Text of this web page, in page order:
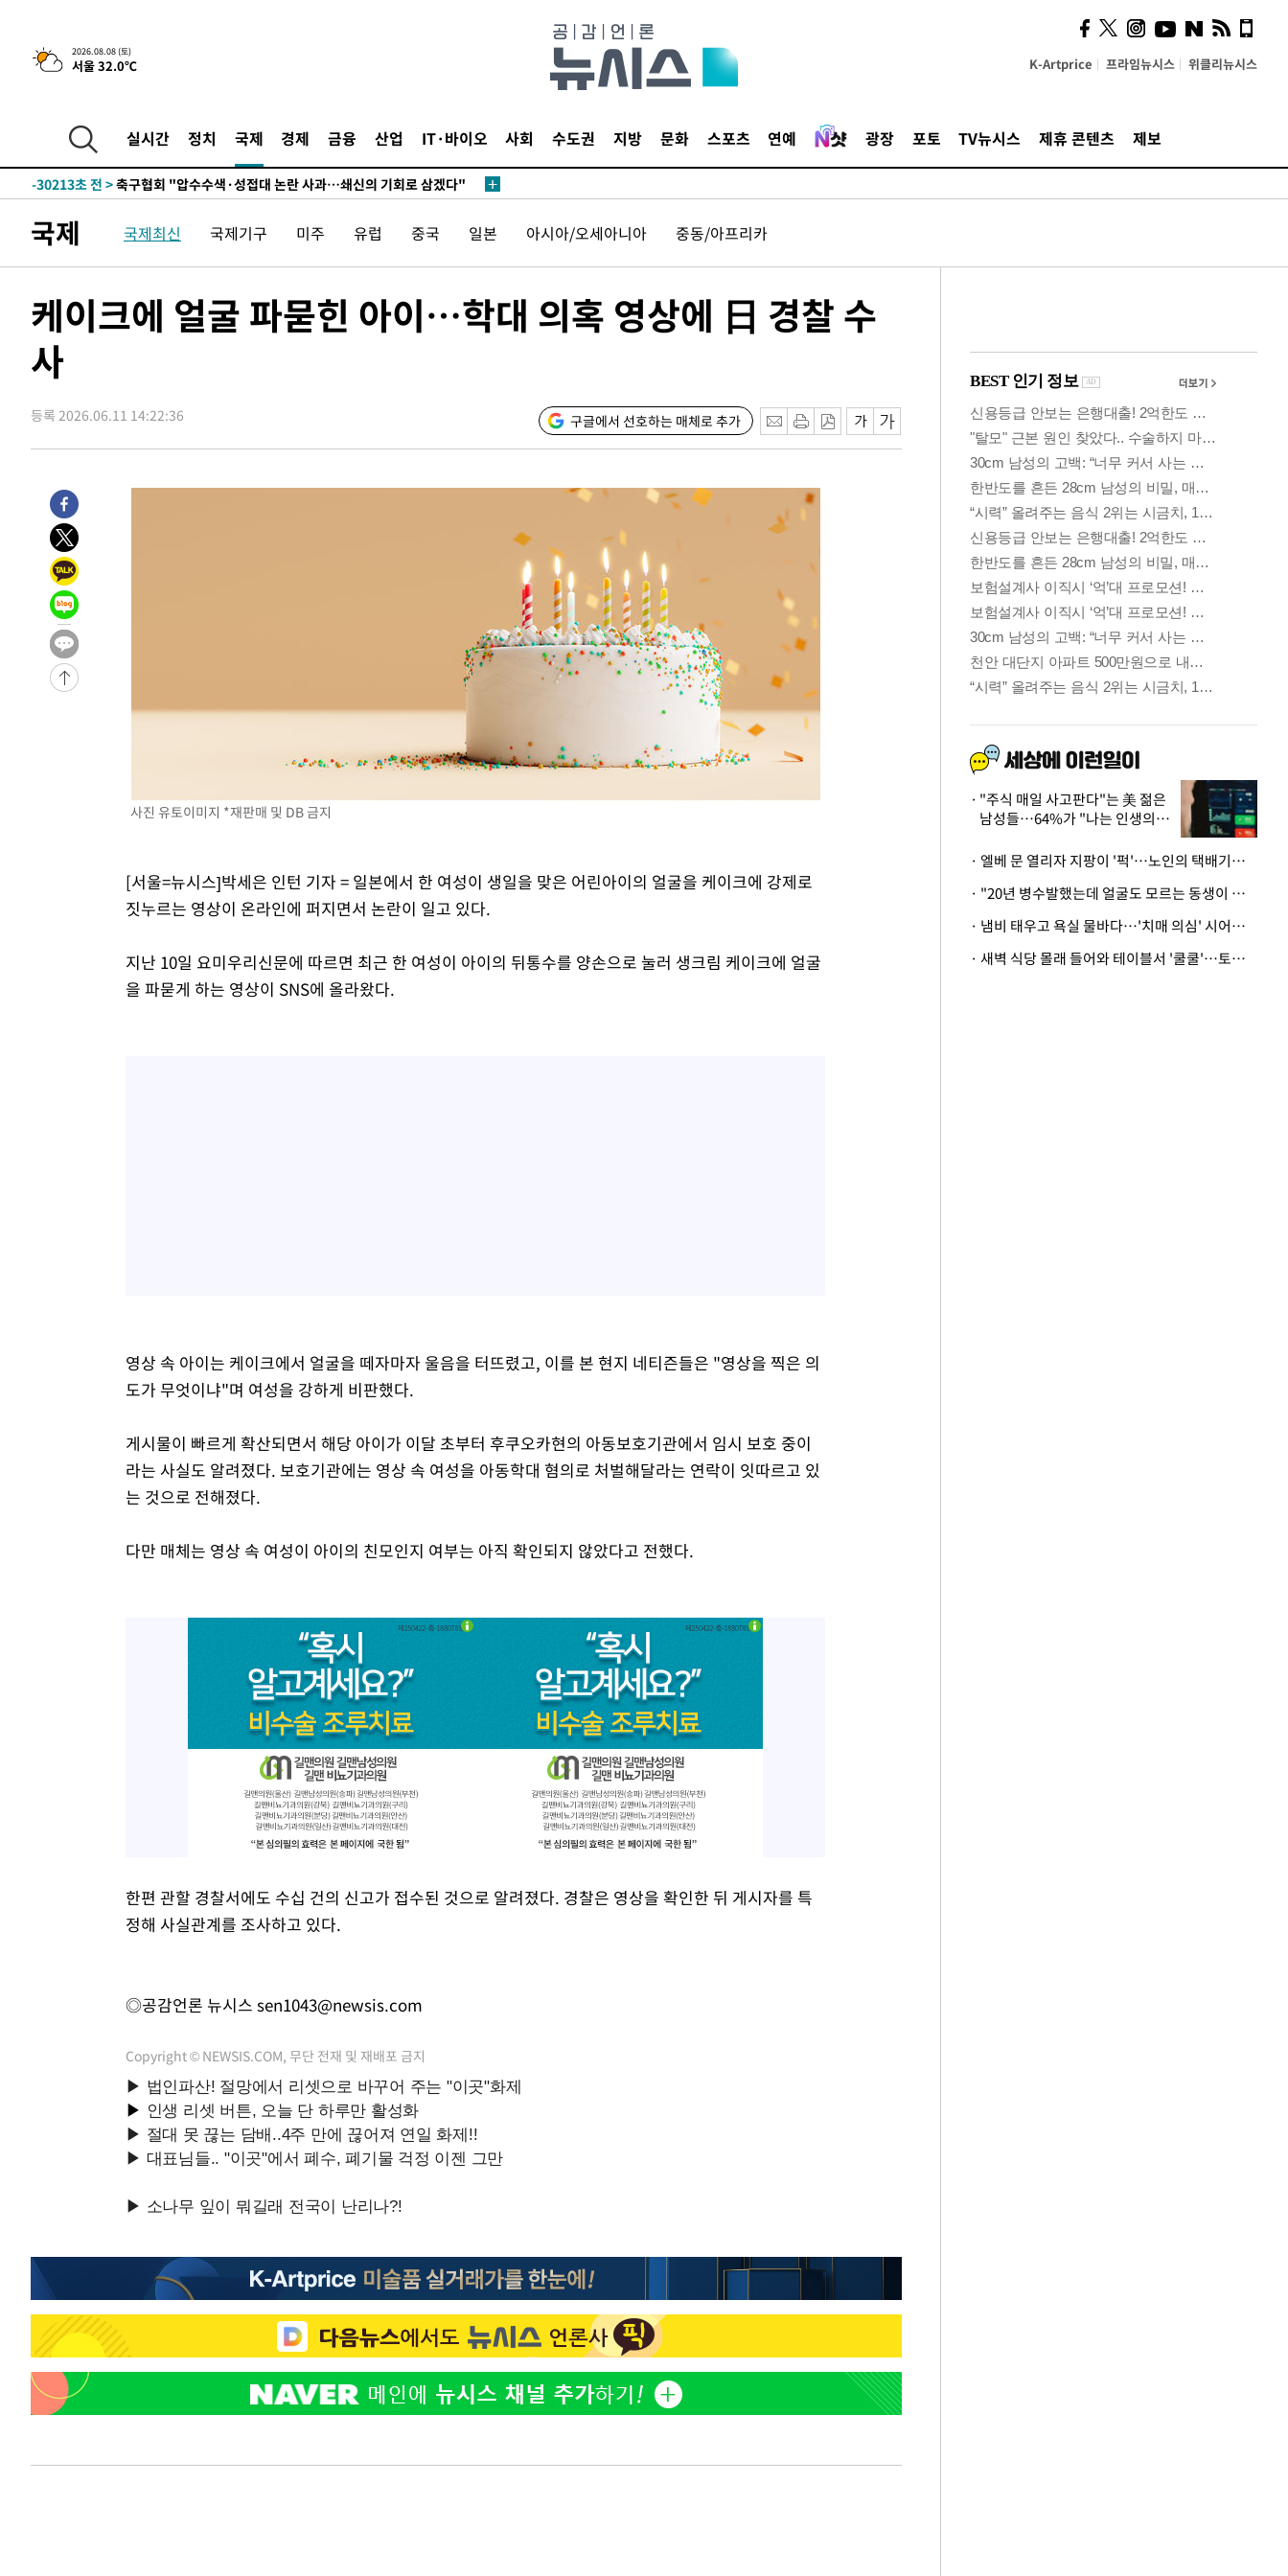
2026.08.08 (토)
서울 32.0℃ K-Artprice 프라임뉴시스 위클리뉴시스
실시간 정치 국제 경제 금융 산업 IT·바이오 사회 수도권 지방 문화 스포츠 연예 광장 포토 TV뉴시스 제휴 콘텐츠 제보
-10497초 전 >
-30213초 전 >축구협회 "압수수색·성접대 논란 사과…쇄신의 기회로 삼겠다"
송"
-17351초 전 >
'최고 37도' 폭염 지속…강원동해안 최대 150㎜ 비
-10477초 전 >[속보]뉴욕증시 상승 마감…S&P 0.6% 나스닥 1.3%↑
-28750초 전 >[속보]'압수수색·성접대 논란' 축구협회 "실망과 걱정 안겨드려 죄
-17371초 전 >
-10497초 전 >
국제 국제최신 국제기구 미주 유럽 중국 일본 아시아/오세아니아 중동/아프리카
케이크에 얼굴 파묻힌 아이…학대 의혹 영상에 日 경찰 수
사
등록 2026.06.11 14:22:36 구글에서 선호하는 매체로 추가
사진 유토이미지 *재판매 및 DB 금지
[서울=뉴시스]박세은 인턴 기자 = 일본에서 한 여성이 생일을 맞은 어린아이의 얼굴을 케이크에 강제로
짓누르는 영상이 온라인에 퍼지면서 논란이 일고 있다.
지난 10일 요미우리신문에 따르면 최근 한 여성이 아이의 뒤통수를 양손으로 눌러 생크림 케이크에 얼굴
을 파묻게 하는 영상이 SNS에 올라왔다.
영상 속 아이는 케이크에서 얼굴을 떼자마자 울음을 터뜨렸고, 이를 본 현지 네티즌들은 "영상을 찍은 의
도가 무엇이냐"며 여성을 강하게 비판했다.
게시물이 빠르게 확산되면서 해당 아이가 이달 초부터 후쿠오카현의 아동보호기관에서 임시 보호 중이
라는 사실도 알려졌다. 보호기관에는 영상 속 여성을 아동학대 혐의로 처벌해달라는 연락이 잇따르고 있
는 것으로 전해졌다.
다만 매체는 영상 속 여성이 아이의 친모인지 여부는 아직 확인되지 않았다고 전했다.
한편 관할 경찰서에도 수십 건의 신고가 접수된 것으로 알려졌다. 경찰은 영상을 확인한 뒤 게시자를 특
정해 사실관계를 조사하고 있다.
◎공감언론 뉴시스 sen1043@newsis.com
Copyright © NEWSIS.COM, 무단 전재 및 재배포 금지
시, 스마트폰 액세서리에
NFC 더했다
"주식 매일 사고판다"는 美 젊은
남성들…64%가 "나는 인생의
· 엘베 문 열리자 지팡이 '퍽'…노인의 택배기사 폭행 이유
· "20년 병수발했는데 얼굴도 모르는 동생이 유산 절반을"…배다른 형제 상속권 있을까
· 냄비 태우고 욕실 물바다…'치매 의심' 시어머니 검사 권유했다가 '날벼락'
· 새벽 식당 몰래 들어와 테이블서 '쿨쿨'…토사물 남기고 사라진 남성